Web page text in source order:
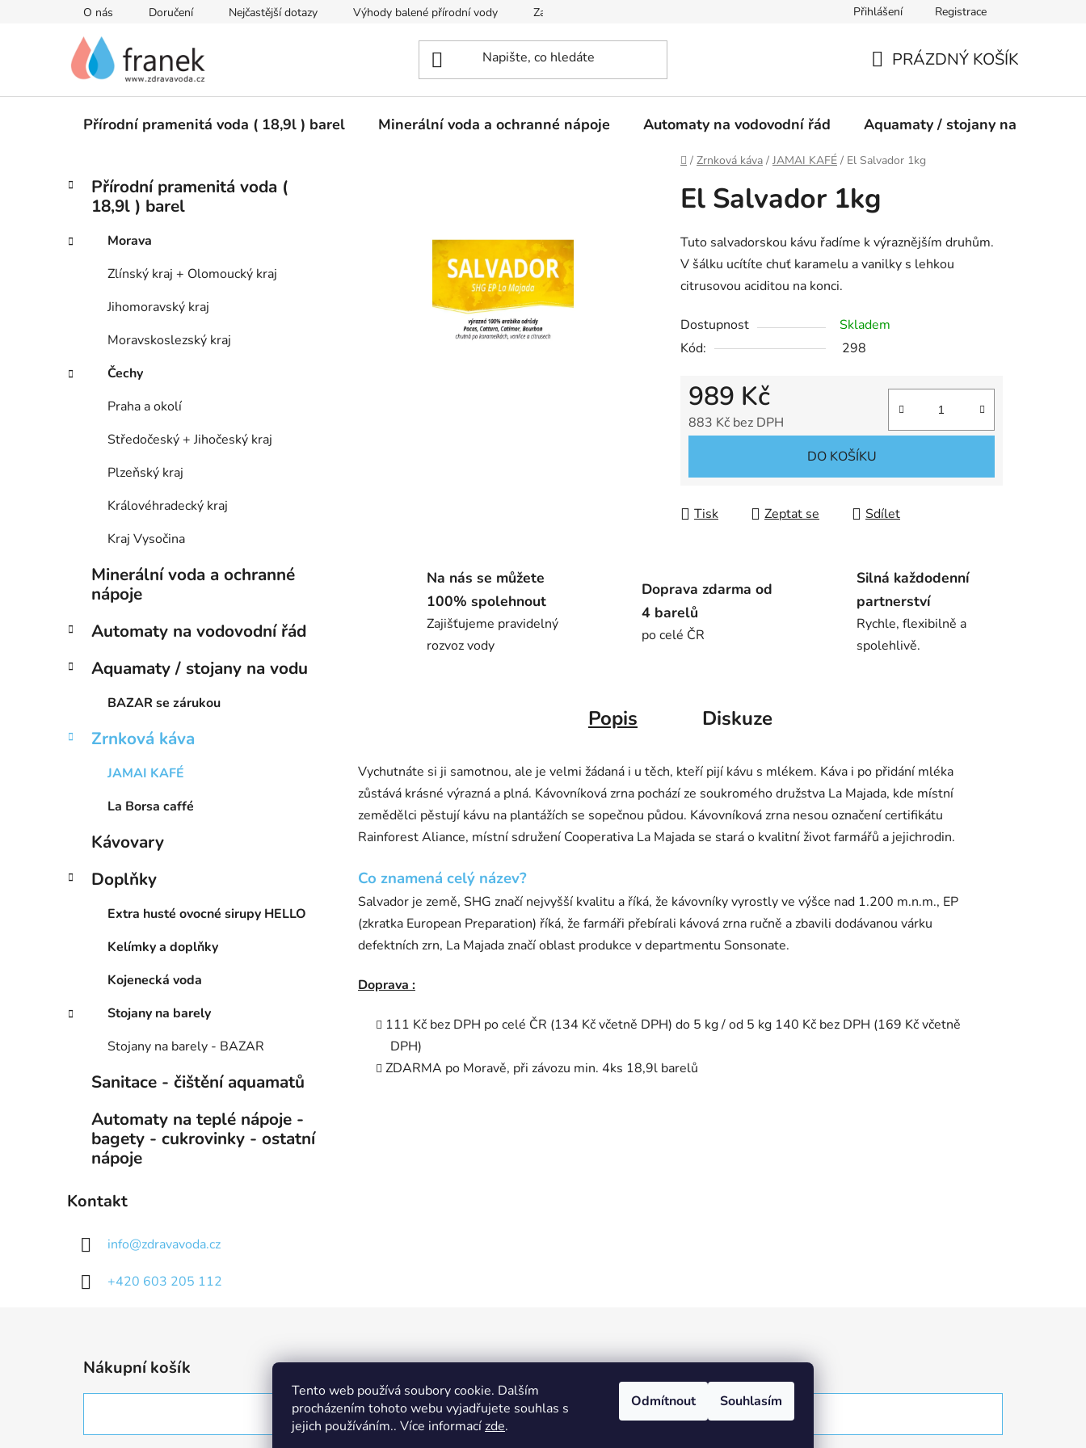
Tento web používá soubory cookie. Dalším
procházením tohoto webu vyjadřujete souhlas s
jejich používáním.. Více informacízde.
Odmítnout Souhlasím
O nás Doručení Nejčastější dotazy Výhody balené přírodní vody Zaregistrujte se Přihlášení Registrace
KOŠÍK
PRÁZDNÝ KOŠÍK
Přírodní pramenitá voda ( 18,9l ) barel Minerální voda a ochranné nápoje Automaty na vodovodní řád Aquamaty / stojany na vodu
Domů
/ Zrnková káva / JAMAI KAFÉ / El Salvador 1kg
P
t
p
Přeskočit
kategorie
K
a
g
Přírodní pramenitá voda (
18,9l ) barel
Morava
Zlínský kraj + Olomoucký kraj
Jihomoravský kraj
Moravskoslezský kraj
Čechy
Praha a okolí
Středočeský + Jihočeský kraj
Plzeňský kraj
Královéhradecký kraj
Kraj Vysočina
Minerální voda a ochranné
nápoje
Automaty na vodovodní řád
Aquamaty / stojany na vodu
BAZAR se zárukou
Zrnková káva
JAMAI KAFÉ
La Borsa caffé
Kávovary
Doplňky
Extra husté ovocné sirupy HELLO
Kelímky a doplňky
Kojenecká voda
Stojany na barely
Stojany na barely - BAZAR
Sanitace - čištění aquamatů
Automaty na teplé nápoje -
bagety - cukrovinky - ostatní
nápoje
Kontakt
info@zdravavoda.cz
+420 603 205 112
El Salvador 1kg
Tuto salvadorskou kávu řadíme k výraznějším druhům.
V šálku ucítíte chuť karamelu a vanilky s lehkou
citrusovou aciditou na konci.
Dostupnost
Skladem
Kód:
298
989 Kč
883 Kč bez DPH
DO KOŠÍKU
Tisk Zeptat se Sdílet
Na nás se můžete
100% spolehnout
Zajišťujeme pravidelný
rozvoz vody
Doprava zdarma od
4 barelů
po celé ČR
Silná každodenní
partnerství
Rychle, flexibilně a
spolehlivě.
Popis Diskuze
Vychutnáte si ji samotnou, ale je velmi žádaná i u těch, kteří pijí kávu s mlékem. Káva i po přidání mléka
zůstává krásné výrazná a plná. Kávovníková zrna pochází ze soukromého družstva La Majada, kde místní
zemědělci pěstují kávu na plantážích se sopečnou půdou. Kávovníková zrna nesou označení certifikátu
Rainforest Aliance, místní sdružení Cooperativa La Majada se stará o kvalitní život farmářů a jejichrodin.
Co znamená celý název?
Salvador je země, SHG značí nejvyšší kvalitu a říká, že kávovníky vyrostly ve výšce nad 1.200 m.n.m., EP
(zkratka European Preparation) říká, že farmáři přebírali kávová zrna ručně a zbavili dodávanou várku
defektních zrn, La Majada značí oblast produkce v departmentu Sonsonate.
Doprava :
111 Kč bez DPH po celé ČR (134 Kč včetně DPH) do 5 kg / od 5 kg 140 Kč bez DPH (169 Kč včetně
DPH)
ZDARMA po Moravě, při závozu min. 4ks 18,9l barelů
Nákupní košík
0KS /0 KČ